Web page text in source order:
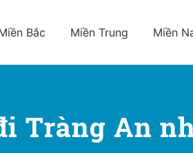
Bắc Miền Trung Miền
Tràng An